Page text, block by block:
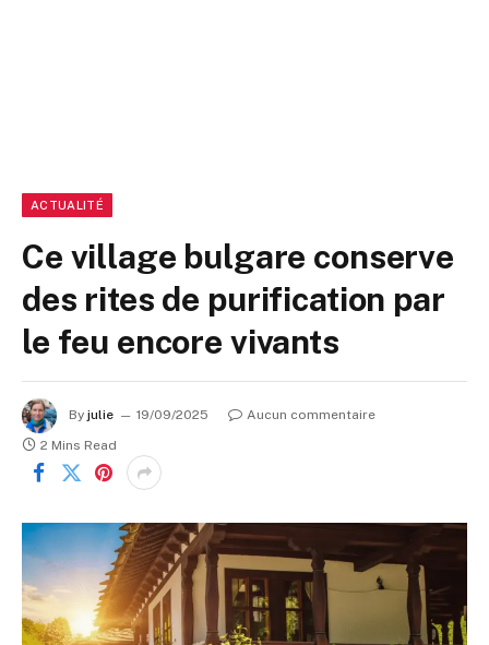
ACTUALITÉ
Ce village bulgare conserve
des rites de purification par
le feu encore vivants
By julie 19/09/2025
Aucun commentaire
2 Mins Read